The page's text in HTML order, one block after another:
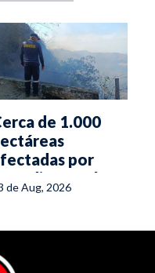
de 1.000
por
en el
de Aug, 2026